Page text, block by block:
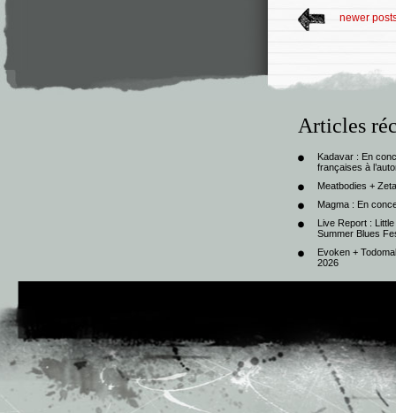
newer
Articles
Kadavar : En
françaises à
Meatbodies +
Magma : En
Live Report :
Summer Blues
Evoken +
2026